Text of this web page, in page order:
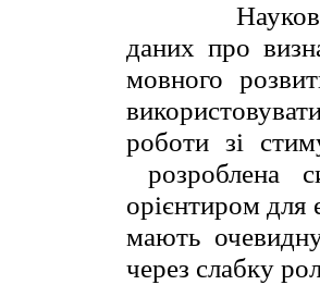
даних про
мовного
роботи зі
розроблена
орієнтиром для
мають
через слабку